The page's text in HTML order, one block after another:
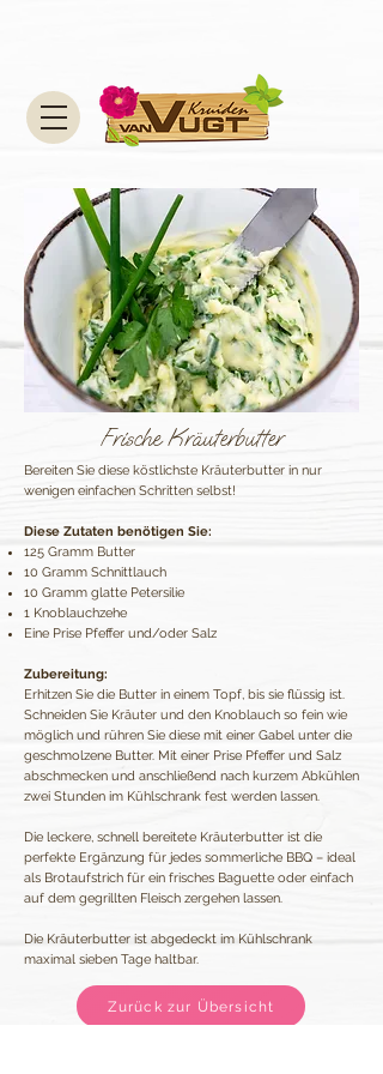
Frische Kräuterbutter
Bereiten Sie diese köstlichste Kräuterbutter in nur
wenigen einfachen Schritten selbst!
Diese Zutaten benötigen Sie:
125 Gramm Butter
10 Gramm Schnittlauch
10 Gramm glatte Petersilie
1 Knoblauchzehe
Eine Prise Pfeffer und/oder Salz
Zubereitung:
Erhitzen Sie die Butter in einem Topf, bis sie flüssig ist.
Schneiden Sie Kräuter und den Knoblauch so fein wie
möglich und rühren Sie diese mit einer Gabel unter die
geschmolzene Butter. Mit einer Prise Pfeffer und Salz
abschmecken und anschließend nach kurzem Abkühlen
zwei Stunden im Kühlschrank fest werden lassen.
Die leckere, schnell bereitete Kräuterbutter ist die
perfekte Ergänzung für jedes sommerliche BBQ – ideal
als Brotaufstrich für ein frisches Baguette oder einfach
auf dem gegrillten Fleisch zergehen lassen.
Die Kräuterbutter ist abgedeckt im Kühlschrank
maximal sieben Tage haltbar.
Zurück zur Übersicht